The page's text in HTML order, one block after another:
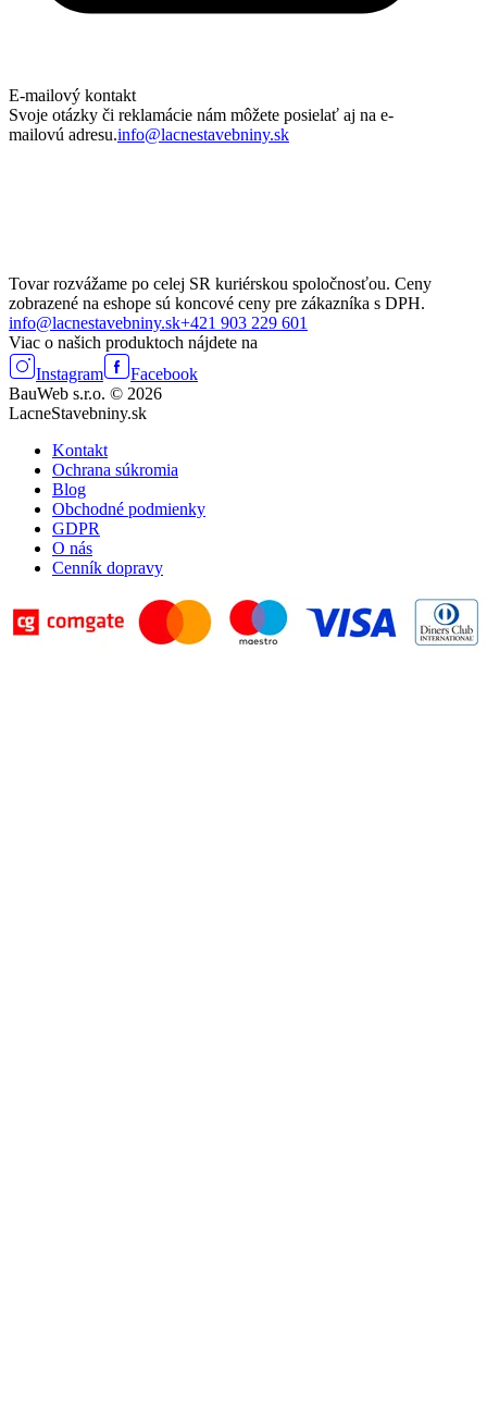
E-mailový kontakt
Svoje otázky či reklamácie nám môžete posielať aj na e-
mailovú adresu.info@lacnestavebniny.sk
Tovar rozvážame po celej SR kuriérskou spoločnosťou. Ceny
zobrazené na eshope sú koncové ceny pre zákazníka s DPH.
info@lacnestavebniny.sk+421 903 229 601
Viac o našich produktoch nájdete na
Instagram
Facebook
BauWeb s.r.o. © 2026
LacneStavebniny.sk
Kontakt
Ochrana súkromia
Blog
Obchodné podmienky
GDPR
O nás
Cenník dopravy